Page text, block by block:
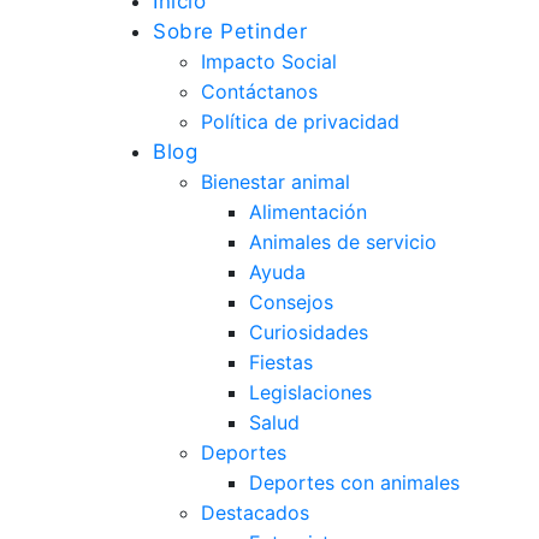
Sobre Petinder
Impacto Social
Contáctanos
Política de privacidad
Blog
Bienestar animal
Alimentación
Animales de servicio
Ayuda
Consejos
Curiosidades
Fiestas
Legislaciones
Salud
Deportes
Deportes con animales
Destacados